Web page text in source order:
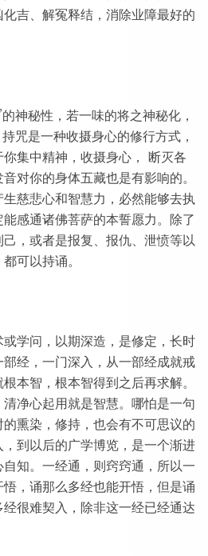
吉、解冤释结，消除业障最好的
神秘性，若一味的将之神秘化，
咒是一种收摄身心的修行方式，
集中精神，收摄身心， 断灭各
对你的身体五藏也是有影响的。
慈悲心和智慧力，必然能够去执
感通诸佛菩萨的本誓愿力。除了
，或者是报复、报仇、泄愤等以
可以持诵。
学问，以期深造，是修定，长时
经，一门深入，从一部经成就戒
本智，根本智得到之后再求解。
净心起用就是智慧。哪怕是一句
熏染，修持，也会有不可思议的
到以后的广学博览，是一个渐进
知。一经通，则窍窍通，所以一
，诵那么多经也能开悟，但是诵
很难契入，除非这一经已经通达